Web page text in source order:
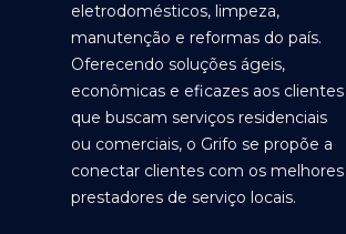
eletrodomésticos, limpeza,
manutenção e reformas do país.
Oferecendo soluções ágeis,
econômicas e eficazes aos clientes
que buscam serviços residenciais
ou comerciais, o Grifo se propõe a
conectar clientes com os melhores
prestadores de serviço locais.